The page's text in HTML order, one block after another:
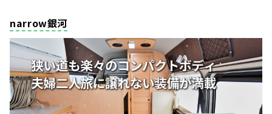
narrow銀河